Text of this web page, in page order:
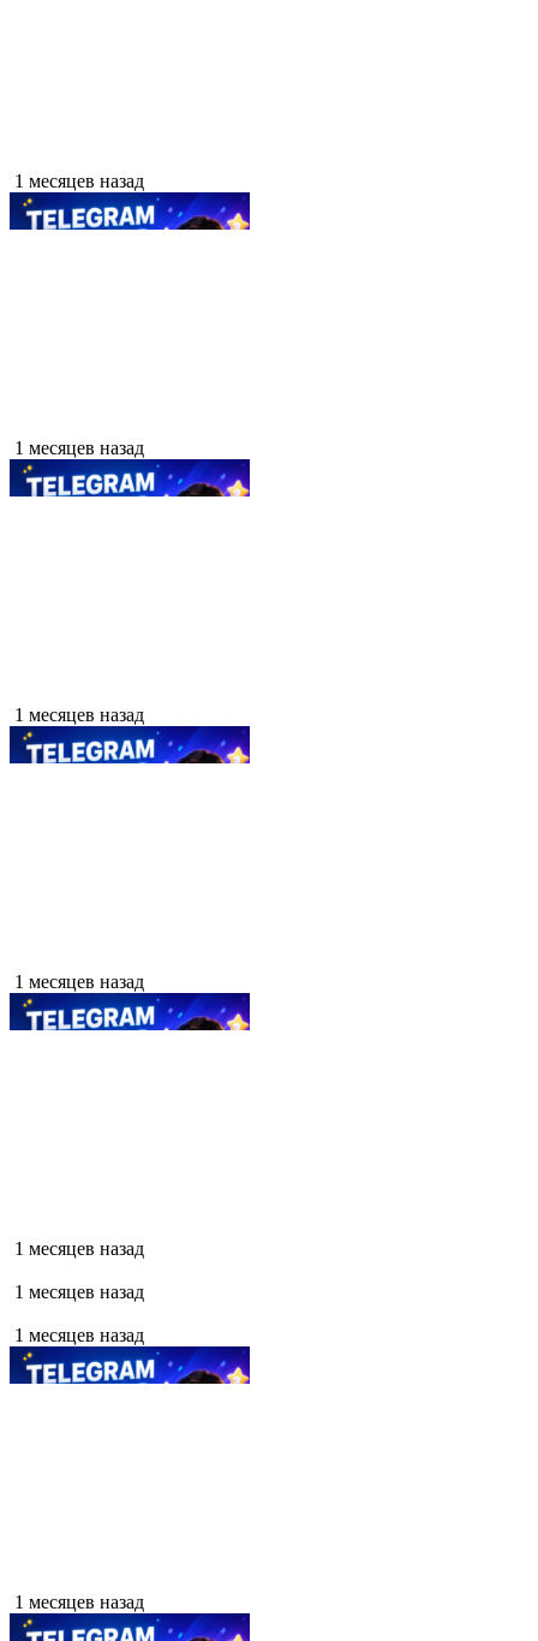
1 месяцев назад
1 месяцев назад
1 месяцев назад
1 месяцев назад
1 месяцев назад
1 месяцев назад
1 месяцев назад
1 месяцев назад